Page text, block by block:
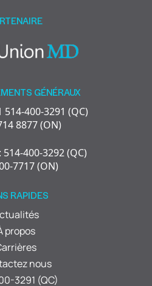
GÉNÉRAUX
400-3291 (QC)
8877 (ON)
400-3292 (QC)
7717 (ON)
RAPIDES
propos
nous
3291 (QC)